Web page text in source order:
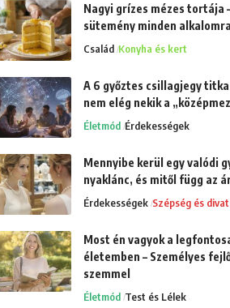
Nagyi grízes mézes tortája
sütemény minden
Család Konyha és kert
A 6 győztes csillagjegy
nem elég nekik a
Életmód Érdekességek
Mennyibe kerül egy valódi
nyaklánc, és mitől függ az
Érdekességek Szépség és divat
Most én vagyok a
életemben – Személyes
szemmel
Életmód Test és Lélek